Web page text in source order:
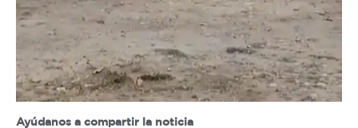
Ayúdanos a compartir la noticia